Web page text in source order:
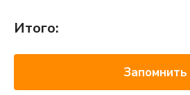
Итого:
Запомнить